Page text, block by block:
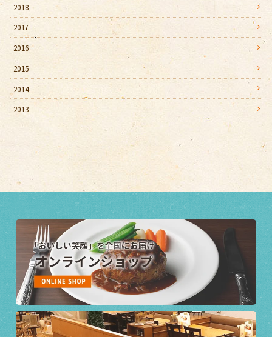
2018
2017
2016
2015
2014
2013